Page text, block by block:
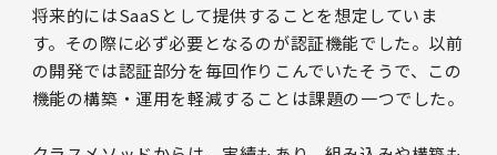
将来的にはSaaSとして提供することを想定していま
す。その際に必ず必要となるのが認証機能でした。以前
の開発では認証部分を毎回作りこんでいたそうで、この
機能の構築・運用を軽減することは課題の一つでした。